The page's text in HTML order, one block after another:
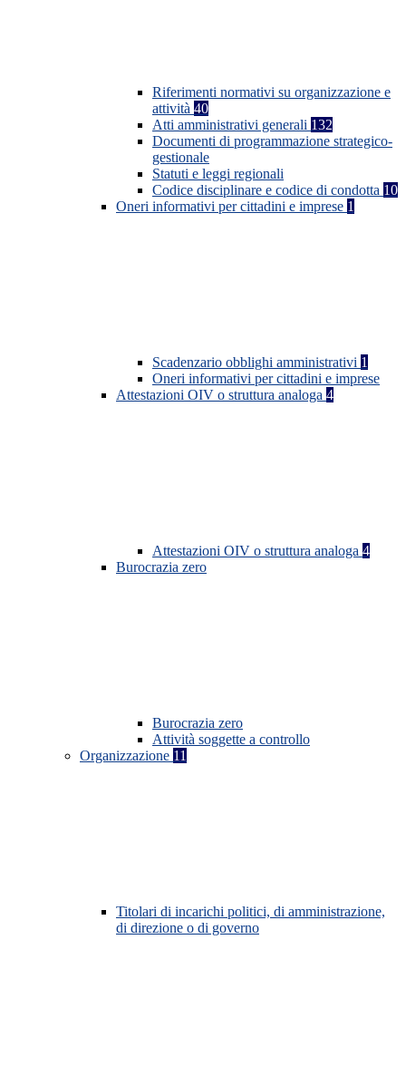
Riferimenti normativi su organizzazione e
attività 40
Atti amministrativi generali 132
Documenti di programmazione strategico-
gestionale
Statuti e leggi regionali
Codice disciplinare e codice di condotta 10
Oneri informativi per cittadini e imprese 1
Scadenzario obblighi amministrativi 1
Oneri informativi per cittadini e imprese
Attestazioni OIV o struttura analoga 4
Attestazioni OIV o struttura analoga 4
Burocrazia zero
Burocrazia zero
Attività soggette a controllo
Organizzazione 11
Titolari di incarichi politici, di amministrazione,
di direzione o di governo